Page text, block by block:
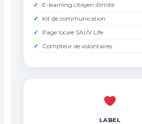
E-learning citoyen illimité
Kit de communication
Page locale SAUV Life
Compteur de volontaires
LABEL